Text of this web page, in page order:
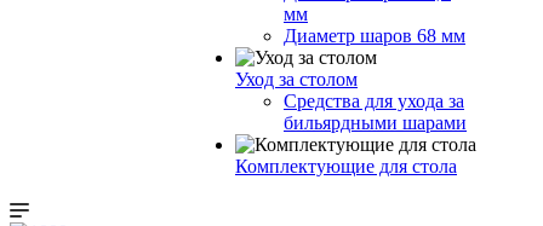
мм
Диаметр шаров 68 мм
Уход за столом
Средства для ухода за
бильярдными шарами
Комплектующие для стола